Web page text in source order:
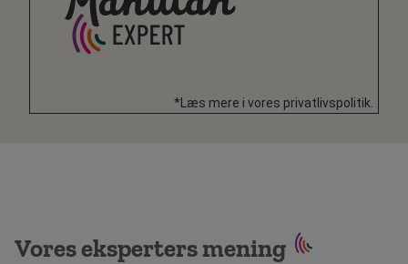
*Læs mere i vores privatlivspolitik.
Vores eksperters mening